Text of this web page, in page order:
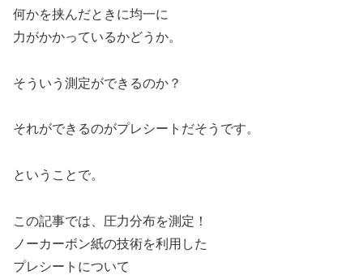
何かを挟んだときに均一に
力がかかっているかどうか。
そういう測定ができるのか？
それができるのがプレシートだそうです。
ということで。
この記事では、圧力分布を測定！
ノーカーボン紙の技術を利用した
プレシートについて